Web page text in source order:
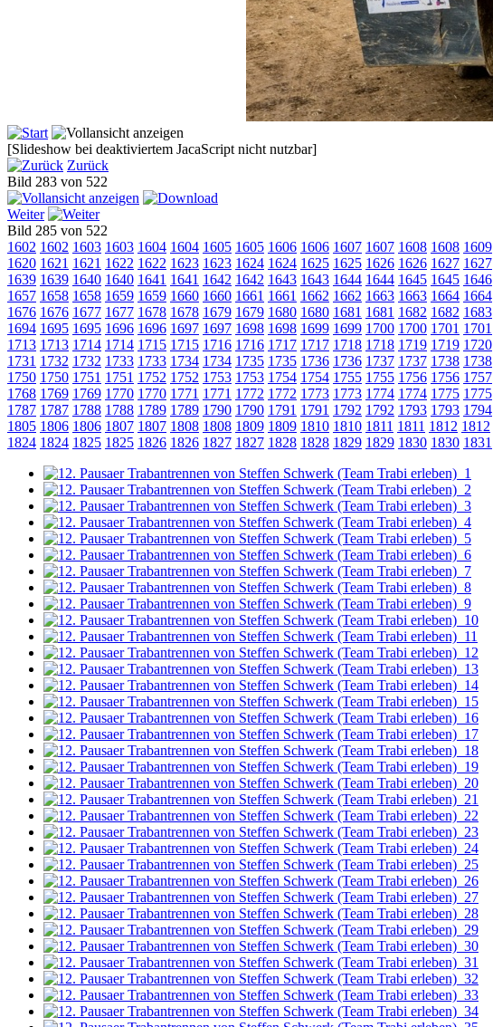
[Slideshow bei deaktiviertem JacaScript nicht nutzbar]
Zurück
Bild 283 von 522
Weiter
Bild 285 von 522
1602 1602 1603 1603 1604 1604 1605 1605 1606 1606 1607 1607 1608 1608 1609
1620 1621 1621 1622 1622 1623 1623 1624 1624 1625 1625 1626 1626 1627 1627
1639 1639 1640 1640 1641 1641 1642 1642 1643 1643 1644 1644 1645 1645 1646
1657 1658 1658 1659 1659 1660 1660 1661 1661 1662 1662 1663 1663 1664 1664
1676 1676 1677 1677 1678 1678 1679 1679 1680 1680 1681 1681 1682 1682 1683
1694 1695 1695 1696 1696 1697 1697 1698 1698 1699 1699 1700 1700 1701 1701
1713 1713 1714 1714 1715 1715 1716 1716 1717 1717 1718 1718 1719 1719 1720
1731 1732 1732 1733 1733 1734 1734 1735 1735 1736 1736 1737 1737 1738 1738
1750 1750 1751 1751 1752 1752 1753 1753 1754 1754 1755 1755 1756 1756 1757
1768 1769 1769 1770 1770 1771 1771 1772 1772 1773 1773 1774 1774 1775 1775
1787 1787 1788 1788 1789 1789 1790 1790 1791 1791 1792 1792 1793 1793 1794
1805 1806 1806 1807 1807 1808 1808 1809 1809 1810 1810 1811 1811 1812 1812
1824 1824 1825 1825 1826 1826 1827 1827 1828 1828 1829 1829 1830 1830 1831